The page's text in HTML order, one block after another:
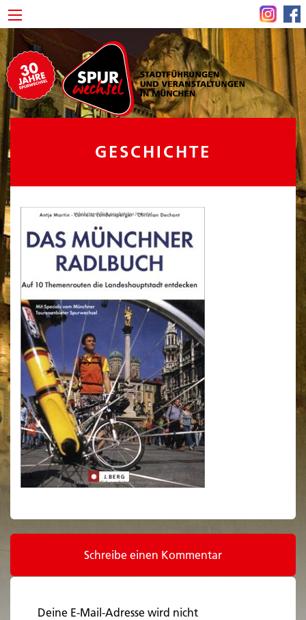
GESCHICHTE
Schreibe einen Kommentar
Deine E-Mail-Adresse wird nicht